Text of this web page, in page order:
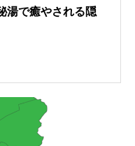
湯で癒やされる隠